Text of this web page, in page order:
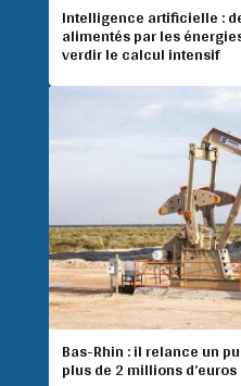
Intelligence artificielle :
alimentés par les
verdir le calcul intensif
Bas-Rhin : il relance un
plus de 2 millions d’euros